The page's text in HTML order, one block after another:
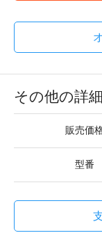
その他の詳
販売価
型番